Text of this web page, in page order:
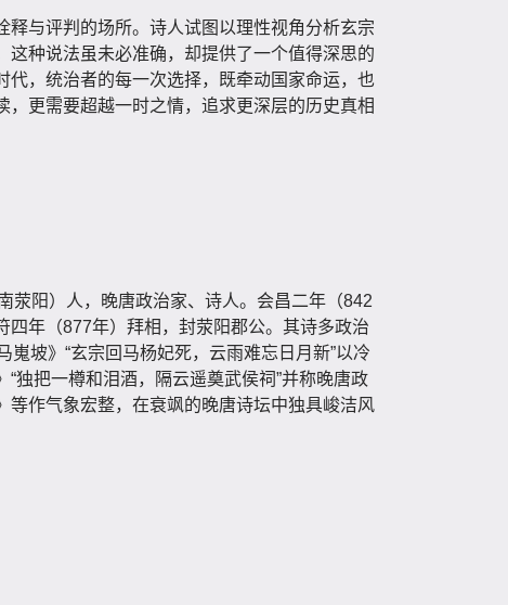
释与评判的场所。诗人试图以理性视角分析玄宗
种说法虽未必准确，却提供了一个值得深思的
，统治者的每一次选择，既牵动国家命运，也
更需要超越一时之情，追求更深层的历史真相
荥阳）人，晚唐政治家、诗人。会昌二年（842
年（877年）拜相，封荥阳郡公。其诗多政治
坡》“玄宗回马杨妃死，云雨难忘日月新”以冷
独把一樽和泪酒，隔云遥奠武侯祠”并称晚唐政
等作气象宏整，在衰飒的晚唐诗坛中独具峻洁风